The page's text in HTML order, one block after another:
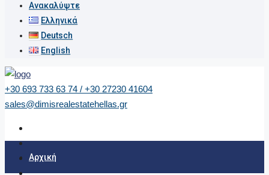
Ανακαλύψτε
Ελληνικά
Deutsch
English
+30 693 733 63 74 / +30 27230 41604
sales@dimisrealestatehellas.gr
Αρχική